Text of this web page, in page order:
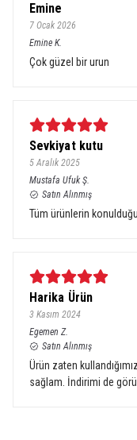
Emine
7 Ocak 2026
Emine K.
Çok güzel bir urun
Sevkiyat kutu
5 Aralık 2025
Mustafa Ufuk Ş.
Satın Alınmış
Tüm ürünlerin
Harika Ürün
3 Kasım 2024
Egemen Z.
Satın Alınmış
Ürün zaten
sağlam. İndirimi de